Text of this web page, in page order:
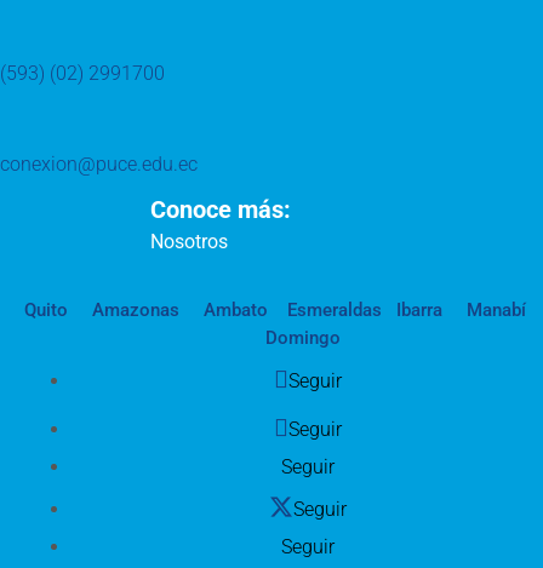
(593) (02) 2991700
conexion@puce.edu.ec
Conoce más:
Nosotros
Quito Amazonas Ambato Esmeraldas Ibarra
Manabí
Domingo
Seguir
Seguir
Seguir
Seguir
Seguir